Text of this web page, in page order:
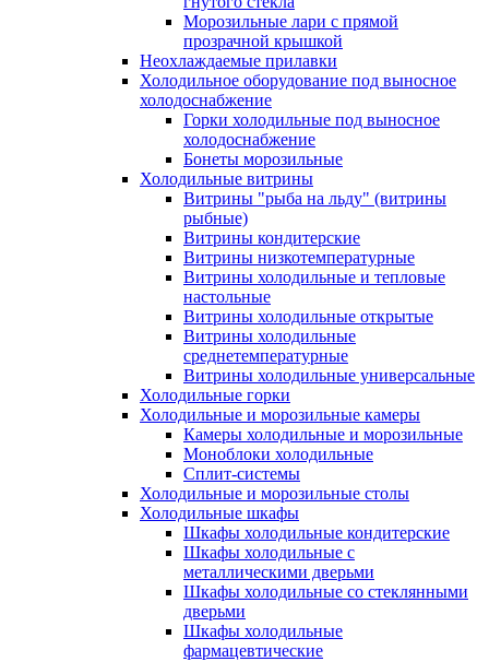
Морозильные лари с прямой
прозрачной крышкой
Неохлаждаемые прилавки
Холодильное оборудование под выносное
холодоснабжение
Горки холодильные под выносное
холодоснабжение
Бонеты морозильные
Холодильные витрины
Витрины "рыба на льду" (витрины
рыбные)
Витрины кондитерские
Витрины низкотемпературные
Витрины холодильные и тепловые
настольные
Витрины холодильные открытые
Витрины холодильные
среднетемпературные
Витрины холодильные универсальные
Холодильные горки
Холодильные и морозильные камеры
Камеры холодильные и морозильные
Моноблоки холодильные
Сплит-системы
Холодильные и морозильные столы
Холодильные шкафы
Шкафы холодильные кондитерские
Шкафы холодильные с
металлическими дверьми
Шкафы холодильные со стеклянными
дверьми
Шкафы холодильные
фармацевтические